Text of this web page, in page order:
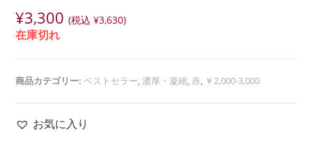
評価に基づ
く5段階評
価のうち、
¥3,300 (税込¥3,630)
在庫切れ
商品カテゴリー:ベストセラー,濃厚・凝縮,赤, ￥2,000-3,000
お気に入り